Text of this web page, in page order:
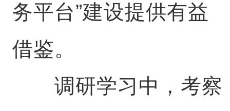
务平台”建设提供有益
借鉴。
调研学习中，考察